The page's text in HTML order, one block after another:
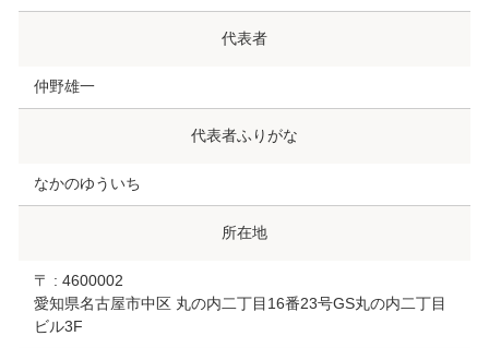
代表者
仲野雄一
代表者ふりがな
なかのゆういち
所在地
〒 : 4600002
愛知県名古屋市中区 丸の内二丁目16番23号GS丸の内二丁目
ビル3F